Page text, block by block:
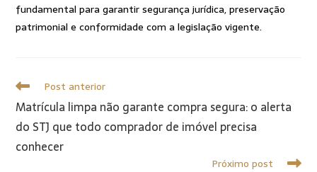
fundamental para garantir segurança jurídica, preservação
patrimonial e conformidade com a legislação vigente.
Post anterior
Matrícula limpa não garante compra segura: o alerta
do STJ que todo comprador de imóvel precisa
conhecer
Próximo post